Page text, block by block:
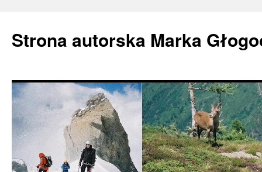
Strona autorska Marka